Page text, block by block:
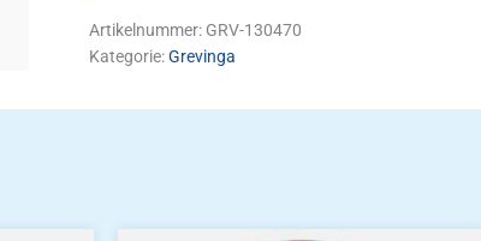
Artikelnummer: GRV-130470
Kategorie:Grevinga